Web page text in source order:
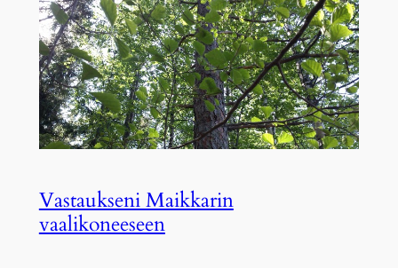
Vastaukseni Maikkarin
vaalikoneeseen